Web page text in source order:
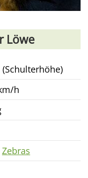
Löwe
(Schulterhöhe)
h
Zebras